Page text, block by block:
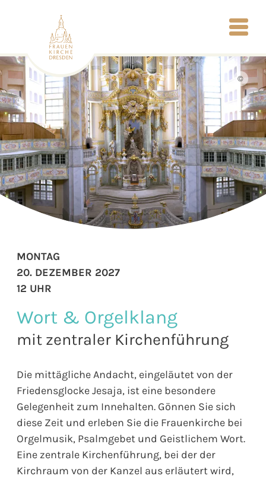
©
Wort & Orgelklang
mit zentraler Kirchenführung
Die mittägliche Andacht, eingeläutet von der
Friedensglocke Jesaja, ist eine besondere
Gelegenheit zum Innehalten. Gönnen Sie sich
diese Zeit und erleben Sie die Frauenkirche bei
Orgelmusik, Psalmgebet und Geistlichem Wort.
Eine zentrale Kirchenführung, bei der der
Kirchraum von der Kanzel aus erläutert wird,
MONTAG
20. DEZEMBER 2027
12 UHR